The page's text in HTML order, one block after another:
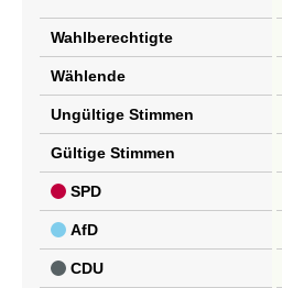
Wahlberechtigte
Wählende
Ungültige Stimmen
Gültige Stimmen
SPD
AfD
CDU